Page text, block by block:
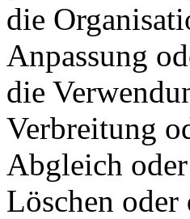
die
Anpassung
die
Verbreitung
Abgleich
Löschen